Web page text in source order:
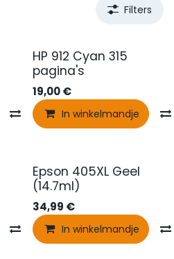
Filters
Vergelijken
HP 912 Cyan 315
pagina's
19,00€
In winkelmandje
Vergelijken
Epson 405XL Geel
(14.7ml)
34,99 €
In winkelmandje